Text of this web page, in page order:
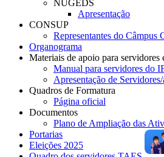
NUGEDS
Apresentação
CONSUP
Representantes do Câmpus
Organograma
Materiais de apoio para servidores
Manual para servidores do
Apresentação de Servidores/
Quadros de Formatura
Página oficial
Documentos
Plano de Ampliação das
Portarias
Eleições 2025